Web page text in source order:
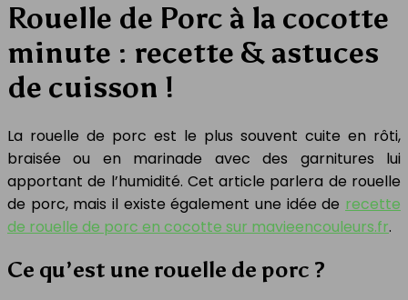
Rouelle de Porc à la cocotte
minute : recette & astuces
de cuisson !
La rouelle de porc est le plus souvent cuite en rôti,
braisée ou en marinade avec des garnitures lui
apportant de l’humidité. Cet article parlera de rouelle
de porc, mais il existe également une idée de recette
de rouelle de porc en cocotte sur mavieencouleurs.fr.
Ce qu’est une rouelle de porc ?